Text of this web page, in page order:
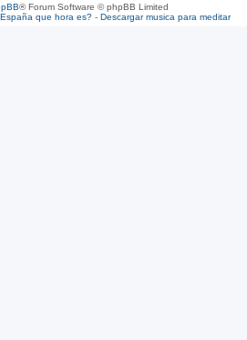
® Forum Software © phpBB Limited
que hora es?- Descargar musica para meditar